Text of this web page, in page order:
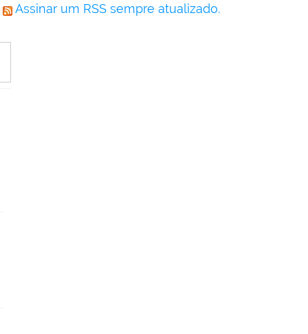
Assinar um RSS sempre atualizado.